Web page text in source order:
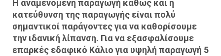
Η αναμενόμενη παραγωγή καθώς και η
κατεύθυνση της παραγωγής είναι πολύ
σημαντικοί παράγοντες για να καθορίσουμε
την ιδανική λίπανση. Για να εξασφαλίσουμε
επαρκές εδαφικό Κάλιο για υψηλή παραγωγή 5